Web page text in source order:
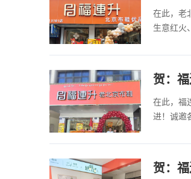
在此，老
生意红火
贺：
在此，福
进！诚邀
贺：